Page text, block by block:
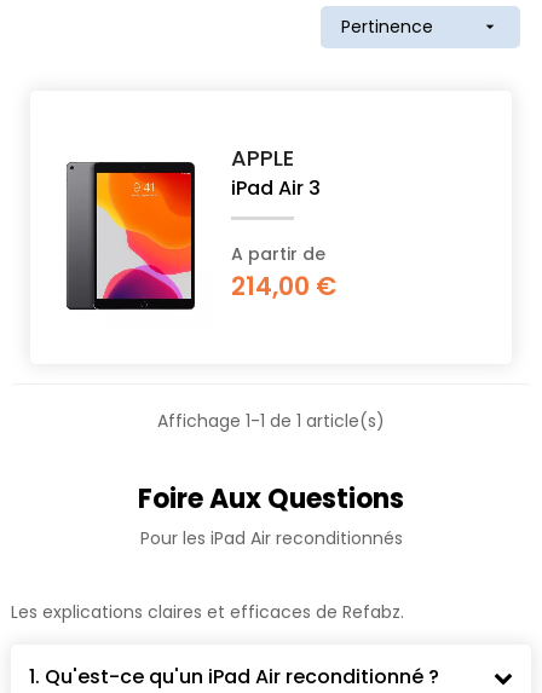
Pertinence 
APPLE
iPad Air 3
A partir de
214,00 €
Affichage 1-1 de 1 article(s)
Foire Aux Questions
Pour les iPad Air reconditionnés
Les explications claires et efficaces de Refabz.
1. Qu'est-ce qu'un iPad Air reconditionné ?